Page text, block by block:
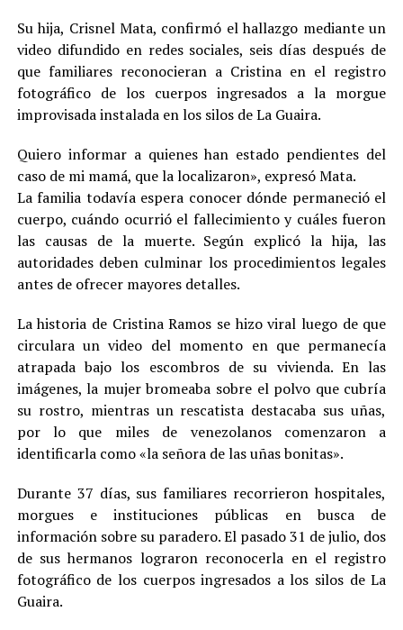
Su hija, Crisnel Mata, confirmó el hallazgo mediante un
video difundido en redes sociales, seis días después de
que familiares reconocieran a Cristina en el registro
fotográfico de los cuerpos ingresados a la morgue
improvisada instalada en los silos de La Guaira.
Quiero informar a quienes han estado pendientes del
caso de mi mamá, que la localizaron», expresó Mata.
La familia todavía espera conocer dónde permaneció el
cuerpo, cuándo ocurrió el fallecimiento y cuáles fueron
las causas de la muerte. Según explicó la hija, las
autoridades deben culminar los procedimientos legales
antes de ofrecer mayores detalles.
La historia de Cristina Ramos se hizo viral luego de que
circulara un video del momento en que permanecía
atrapada bajo los escombros de su vivienda. En las
imágenes, la mujer bromeaba sobre el polvo que cubría
su rostro, mientras un rescatista destacaba sus uñas,
por lo que miles de venezolanos comenzaron a
identificarla como «la señora de las uñas bonitas».
Durante 37 días, sus familiares recorrieron hospitales,
morgues e instituciones públicas en busca de
información sobre su paradero. El pasado 31 de julio, dos
de sus hermanos lograron reconocerla en el registro
fotográfico de los cuerpos ingresados a los silos de La
Guaira.